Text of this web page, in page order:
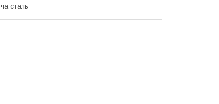
сталь